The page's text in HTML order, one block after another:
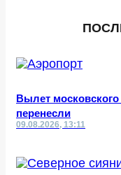
Вылет московского
перенесли
09.08.2026, 13:11